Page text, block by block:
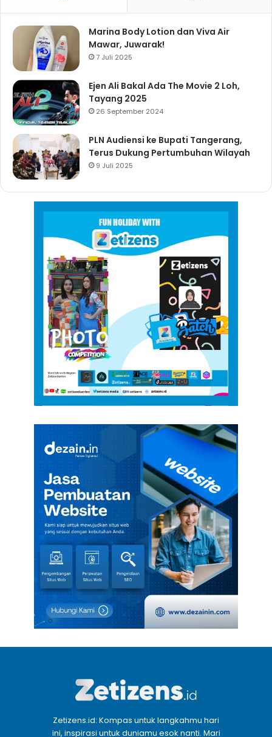
Marina Body Lotion dan Viva Air
Mawar, Juwarak!
7 Juli 2025
Ejen Ali Bakal Ada The Movie 2 Loh,
Tayang 2025
26 September 2024
PLN Audiensi ke Bupati Tangerang,
Terus Dukung Pertumbuhan Wilayah
9 Juli 2025
Zetizens.id: Kompas untuk langkahmu hari
ini, inspirasi untuk duniamu esok nanti. Mari